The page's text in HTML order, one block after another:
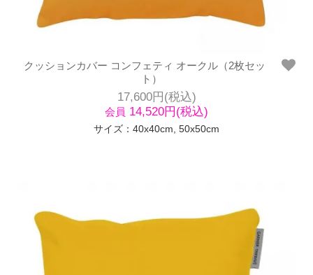
クッションカバー コンフェティ オークル（2枚セッ
ト）
17,600円(税込)
会員 14,520円(税込)
サイズ：40x40cm, 50x50cm